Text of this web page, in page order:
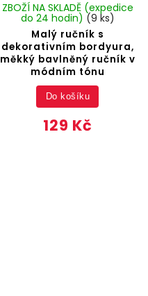
Malý ručník s
dekorativním bordyura,
měkký bavlněný ručník v
módním tónu
ZBOŽÍ NA SKLADĚ (expedice
do 24 hodin) (9 ks)
129 Kč
Do košíku